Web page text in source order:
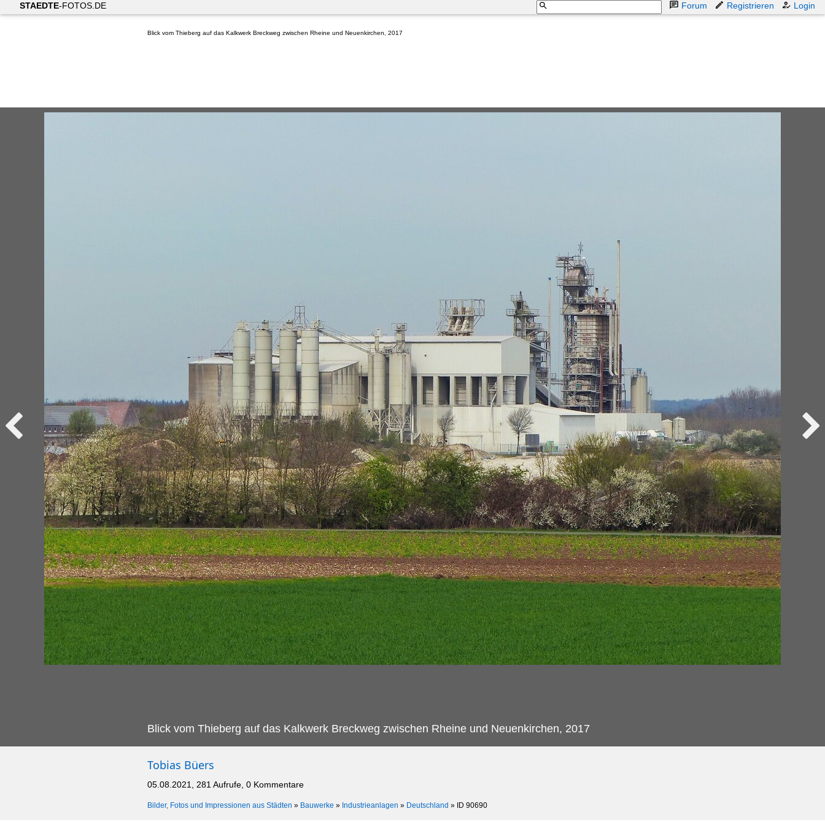
STAEDTE-FOTOS.DE Forum Registrieren Login
Blick vom Thieberg auf das Kalkwerk Breckweg zwischen Rheine und Neuenkirchen, 2017
Blick vom Thieberg auf das Kalkwerk Breckweg zwischen Rheine und Neuenkirchen, 2017
Tobias Büers
05.08.2021, 281 Aufrufe, 0 Kommentare
Bilder, Fotos und Impressionen aus Städten » Bauwerke » Industrieanlagen » Deutschland » ID 90690